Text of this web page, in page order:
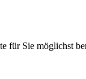
für Sie möglichst